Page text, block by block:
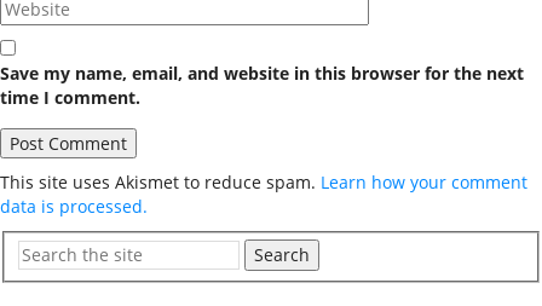
Save my name, email, and website in this browser for the next
time I comment.
This site uses Akismet to reduce spam. Learn how your comment
data is processed.
Search